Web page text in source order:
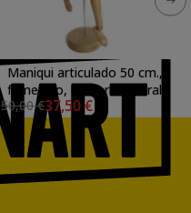
Maniqui articulado 50 cm.,
femenino, madera natural
50,00 €37,50 €